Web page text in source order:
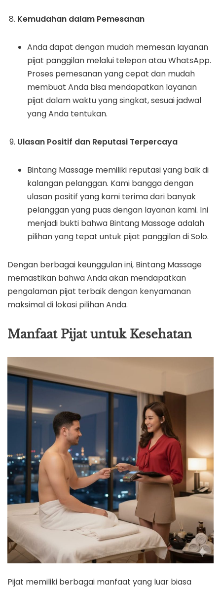
Kemudahan dalam Pemesanan
Anda dapat dengan mudah memesan layanan
pijat panggilan melalui telepon atau WhatsApp.
Proses pemesanan yang cepat dan mudah
membuat Anda bisa mendapatkan layanan
pijat dalam waktu yang singkat, sesuai jadwal
yang Anda tentukan.
Ulasan Positif dan Reputasi Terpercaya
Bintang Massage memiliki reputasi yang baik di
kalangan pelanggan. Kami bangga dengan
ulasan positif yang kami terima dari banyak
pelanggan yang puas dengan layanan kami. Ini
menjadi bukti bahwa Bintang Massage adalah
pilihan yang tepat untuk pijat panggilan di Solo.
Dengan berbagai keunggulan ini, Bintang Massage
memastikan bahwa Anda akan mendapatkan
pengalaman pijat terbaik dengan kenyamanan
maksimal di lokasi pilihan Anda.
Manfaat Pijat untuk Kesehatan
Pijat memiliki berbagai manfaat yang luar biasa